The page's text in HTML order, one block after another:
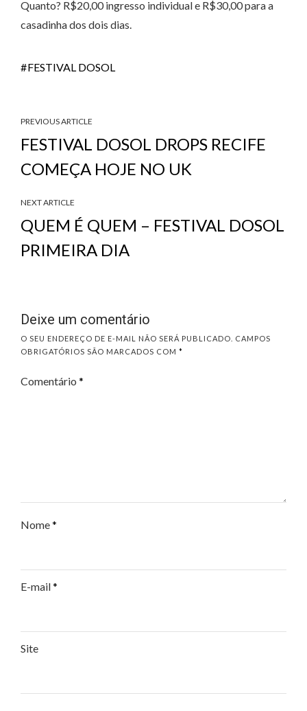
Quanto? R$20,00 ingresso individual e R$30,00 para a
casadinha dos dois dias.
FESTIVAL DOSOL
PREVIOUS ARTICLE
FESTIVAL DOSOL DROPS RECIFE
COMEÇA HOJE NO UK
NEXT ARTICLE
QUEM É QUEM – FESTIVAL DOSOL
PRIMEIRA DIA
Deixe um comentário
O SEU ENDEREÇO DE E-MAIL NÃO SERÁ PUBLICADO.
CAMPOS
OBRIGATÓRIOS SÃO MARCADOS COM *
Comentário *
Nome*
E-mail*
Site